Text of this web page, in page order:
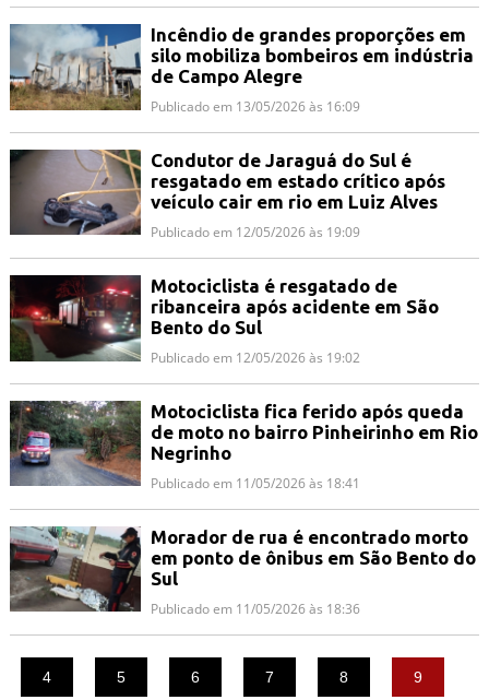
Incêndio de grandes proporções em
silo mobiliza bombeiros em indústria
de Campo Alegre
Publicado em 13/05/2026 às 16:09
Condutor de Jaraguá do Sul é
resgatado em estado crítico após
veículo cair em rio em Luiz Alves
Publicado em 12/05/2026 às 19:09
Motociclista é resgatado de
ribanceira após acidente em São
Bento do Sul
Publicado em 12/05/2026 às 19:02
Motociclista fica ferido após queda
de moto no bairro Pinheirinho em Rio
Negrinho
Publicado em 11/05/2026 às 18:41
Morador de rua é encontrado morto
em ponto de ônibus em São Bento do
Sul
Publicado em 11/05/2026 às 18:36
4 5 6 7 8 9